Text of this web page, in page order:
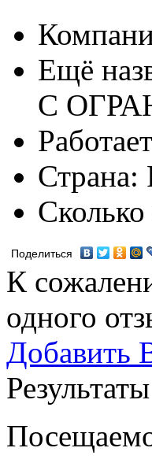
Ещё
С
Страна:
Поделиться
К
одного
Добавить